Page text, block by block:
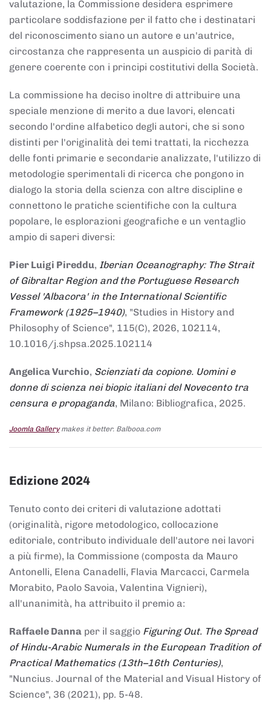
valutazione, la Commissione desidera esprimere
particolare soddisfazione per il fatto che i destinatari
del riconoscimento siano un autore e un'autrice,
circostanza che rappresenta un auspicio di parità di
genere coerente con i principi costitutivi della Società.
La commissione ha deciso inoltre di attribuire una
speciale menzione di merito a due lavori, elencati
secondo l'ordine alfabetico degli autori, che si sono
distinti per l'originalità dei temi trattati, la ricchezza
delle fonti primarie e secondarie analizzate, l'utilizzo di
metodologie sperimentali di ricerca che pongono in
dialogo la storia della scienza con altre discipline e
connettono le pratiche scientifiche con la cultura
popolare, le esplorazioni geografiche e un ventaglio
ampio di saperi diversi:
Pier Luigi Pireddu, Iberian Oceanography: The Strait
of Gibraltar Region and the Portuguese Research
Vessel 'Albacora' in the International Scientific
Framework (1925–1940), "Studies in History and
Philosophy of Science", 115(C), 2026, 102114,
10.1016/j.shpsa.2025.102114
Angelica Vurchio, Scienziati da copione. Uomini e
donne di scienza nei biopic italiani del Novecento tra
censura e propaganda, Milano: Bibliografica, 2025.
Joomla Gallerymakes it better. Balbooa.com
Edizione 2024
Tenuto conto dei criteri di valutazione adottati
(originalità, rigore metodologico, collocazione
editoriale, contributo individuale dell'autore nei lavori
a più firme), la Commissione (composta da Mauro
Antonelli, Elena Canadelli, Flavia Marcacci, Carmela
Morabito, Paolo Savoia, Valentina Vignieri),
all'unanimità, ha attribuito il premio a:
Raffaele Danna per il saggio Figuring Out. The Spread
of Hindu-Arabic Numerals in the European Tradition of
Practical Mathematics (13th–16th Centuries),
"Nuncius. Journal of the Material and Visual History of
Science", 36 (2021), pp. 5-48.